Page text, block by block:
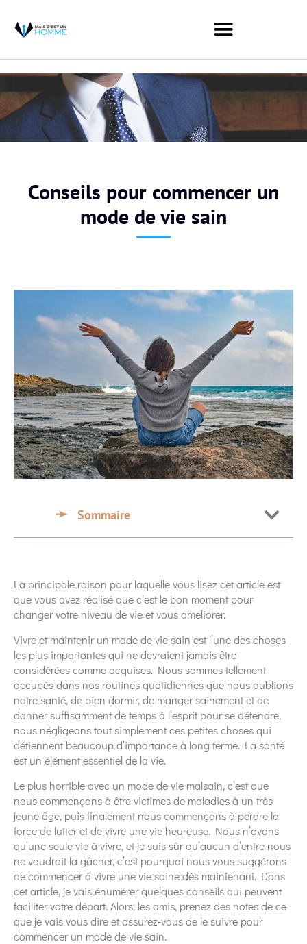
Conseils pour commencer un
mode de vie sain
Sommaire
La principale raison pour laquelle vous lisez cet article est
que vous avez réalisé que c’est le bon moment pour
changer votre niveau de vie et vous améliorer.
Vivre et maintenir un mode de vie sain est l’une des choses
les plus importantes qui ne devraient jamais être
considérées comme acquises. Nous sommes tellement
occupés dans nos routines quotidiennes que nous oublions
notre santé, de bien dormir, de manger sainement et de
donner suffisamment de temps à l’esprit pour se détendre,
nous négligeons tout simplement ces petites choses qui
détiennent beaucoup d’importance à long terme. La santé
est un élément essentiel de la vie.
Le plus horrible avec un mode de vie malsain, c’est que
nous commençons à être victimes de maladies à un très
jeune âge, puis finalement nous commençons à perdre la
force de lutter et de vivre une vie heureuse. Nous n’avons
qu’une seule vie à vivre, et je suis sûr qu’aucun d’entre nous
ne voudrait la gâcher, c’est pourquoi nous vous suggérons
de commencer à vivre une vie saine dès maintenant. Dans
cet article, je vais énumérer quelques conseils qui peuvent
faciliter votre départ. Alors, les amis, prenez des notes de ce
que je vais vous dire et assurez-vous de le suivre pour
commencer un mode de vie sain.